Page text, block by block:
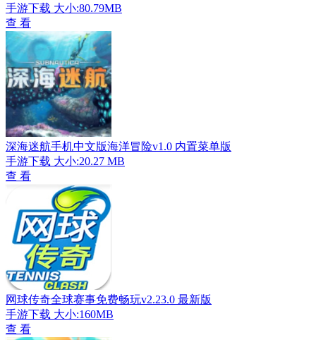
手游下载 大小:80.79MB
查 看
深海迷航手机中文版海洋冒险v1.0 内置菜单版
手游下载 大小:20.27 MB
查 看
网球传奇全球赛事免费畅玩v2.23.0 最新版
手游下载 大小:160MB
查 看